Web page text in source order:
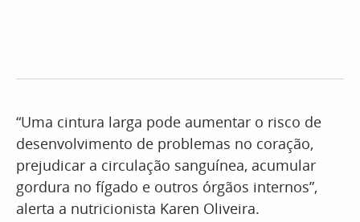
“Uma cintura larga pode aumentar o risco de
desenvolvimento de problemas no coração,
prejudicar a circulação sanguínea, acumular
gordura no fígado e outros órgãos internos”,
alerta a nutricionista Karen Oliveira.